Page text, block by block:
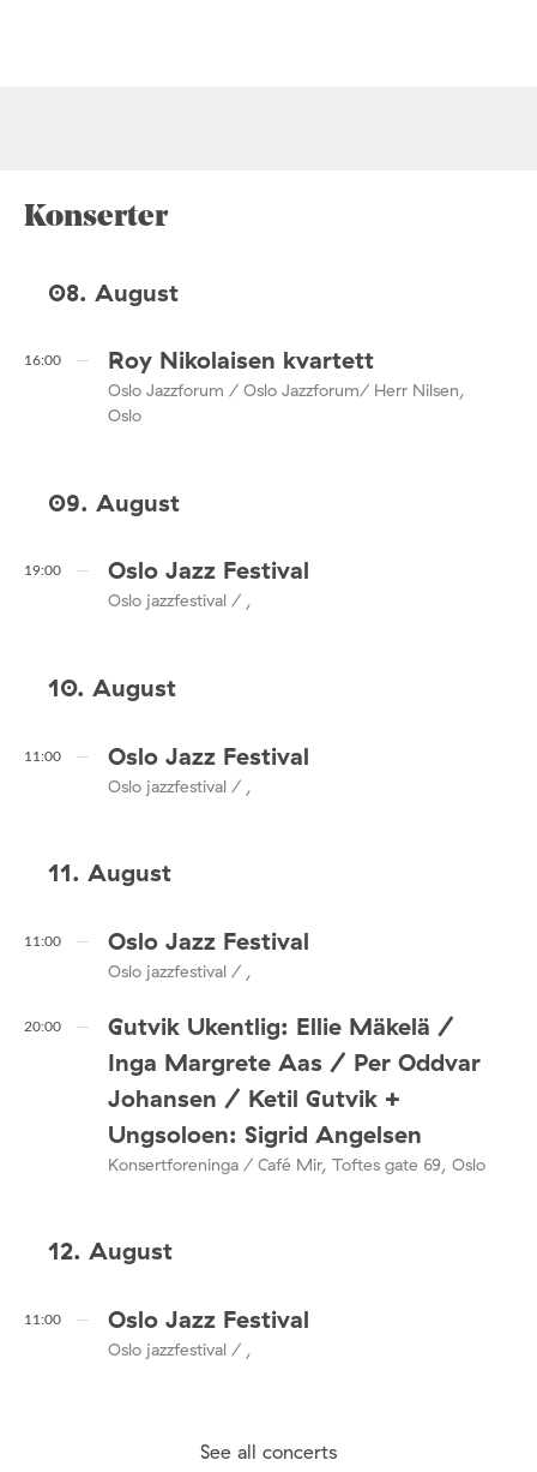
Konserter
08. August
16:00 Roy Nikolaisen kvartett
Oslo Jazzforum / Oslo Jazzforum/ Herr Nilsen,
Oslo
09. August
19:00 Oslo Jazz Festival
Oslo jazzfestival / ,
10. August
11:00 Oslo Jazz Festival
Oslo jazzfestival / ,
11. August
11:00 Oslo Jazz Festival
Oslo jazzfestival / ,
20:00
Gutvik Ukentlig: Ellie Mäkelä /
Inga Margrete Aas / Per Oddvar
Johansen / Ketil Gutvik +
Ungsoloen: Sigrid Angelsen
Konsertforeninga / Café Mir, Toftes gate 69, Oslo
12. August
11:00 Oslo Jazz Festival
Oslo jazzfestival / ,
See all concerts